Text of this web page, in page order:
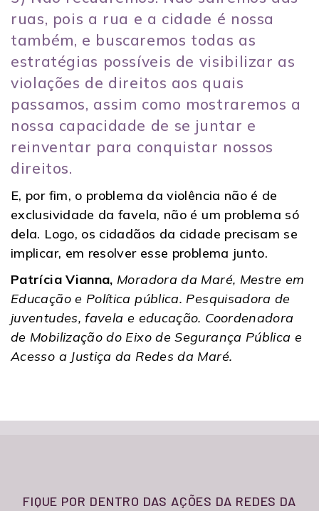
ruas, pois a rua e a cidade é nossa
também, e buscaremos todas as
estratégias possíveis de visibilizar as
violações de direitos aos quais
passamos, assim como mostraremos a
nossa capacidade de se juntar e
reinventar para conquistar nossos
direitos.
E, por fim, o problema da violência não é de
exclusividade da favela, não é um problema só
dela. Logo, os cidadãos da cidade precisam se
implicar, em resolver esse problema junto.
Patrícia Vianna, Moradora da Maré, Mestre em
Educação e Política pública. Pesquisadora de
juventudes, favela e educação. Coordenadora
de Mobilização do Eixo de Segurança Pública e
Acesso a Justiça da Redes da Maré.
FIQUE POR DENTRO DAS AÇÕES DA REDES DA